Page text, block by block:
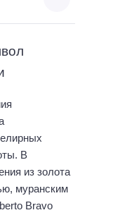
В
из золота
муранским
Bravo